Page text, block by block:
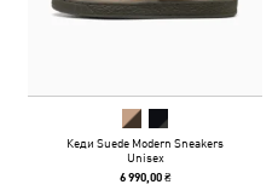
Кеди Suede Modern Sneakers
Unisex
6 990,00 ₴